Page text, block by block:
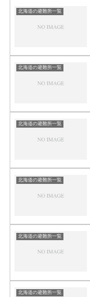
北海道の避難所一覧
北海道の避難所一覧
北海道の避難所一覧
北海道の避難所一覧
北海道の避難所一覧
北海道の避難所一覧